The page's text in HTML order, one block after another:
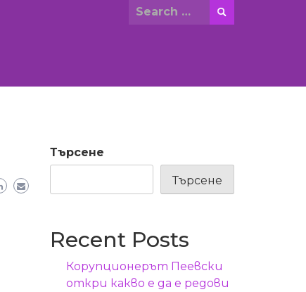
Search
Търсене
Търсене
Recent Posts
Корупционерът Пеевски
откри какво е да е редови